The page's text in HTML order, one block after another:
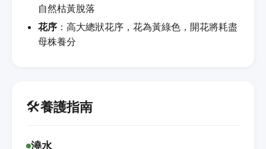
自然枯黃脫落
花序 ：高大總狀花序，花為黃綠色，開花將耗盡
母株養分
🛠️養護指南
澆水